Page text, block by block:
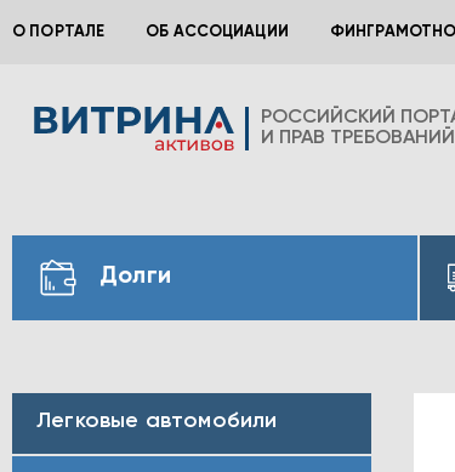
О ПОРТАЛЕ ОБ АССОЦИАЦИИ
РОССИЙСКИЙ
И ПРАВ ТРЕБОВАНИЙ
Долги
Легковые автомобили